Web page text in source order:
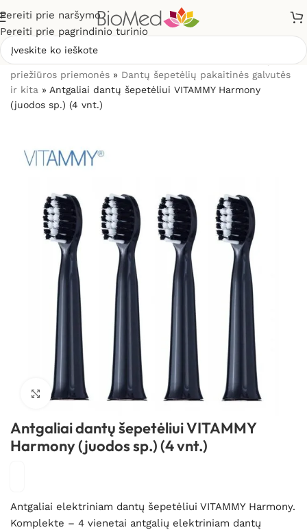
Pereiti prie naršymo
Pereiti prie pagrindinio turinio
priežiūros priemonės » Dantų šepetėlių pakaitinės galvutės
ir kita » Antgaliai dantų šepetėliui VITAMMY Harmony
(juodos sp.) (4 vnt.)
Spustelėkite, kad padidintumėte
Antgaliai dantų šepetėliui VITAMMY
Harmony (juodos sp.) (4 vnt.)
Antgaliai elektriniam dantų šepetėliui VITAMMY Harmony.
Komplekte – 4 vienetai antgalių elektriniam dantų